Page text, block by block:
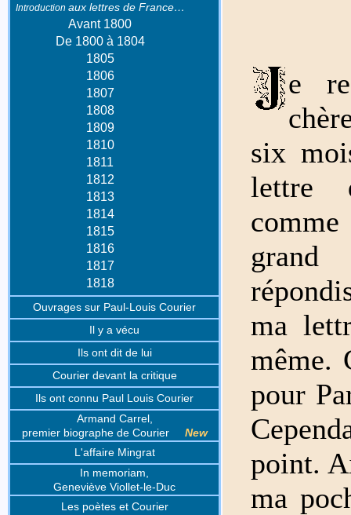
Introduction aux lettres de France…
Avant 1800
De 1800 à 1804
1805
1806
1807
1808
1809
1810
1811
1812
1813
1814
1815
1816
1817
1818
Ouvrages sur Paul-Louis Courier
Il y a vécu
Ils ont dit de lui
Courier devant la critique
Ils ont connu Paul Louis Courier
Armand Carrel,
premier biographe de CourierNew
L'affaire Mingrat
In memoriam,
Geneviève Viollet-le-Duc
Les poètes et Courier
e
six
lettre
ma
même.
pour
point.
ma